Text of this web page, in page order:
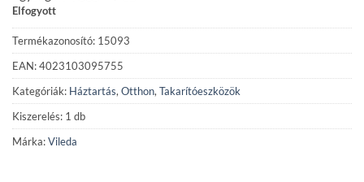
Elfogyott
Termékazonosító: 15093
EAN: 4023103095755
Kategóriák: Háztartás, Otthon, Takarítóeszközök
Kiszerelés: 1 db
Márka:Vileda